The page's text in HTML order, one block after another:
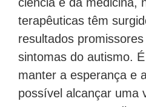
ciência e da medicina,
terapêuticas têm
resultados
sintomas do autismo.
manter a esperança e
possível alcançar uma